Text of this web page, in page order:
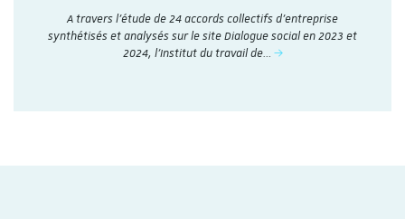
A travers l’étude de 24 accords collectifs d’entreprise
synthétisés et analysés sur le site Dialogue social en 2023 et
2024, l'Institut du travail de…